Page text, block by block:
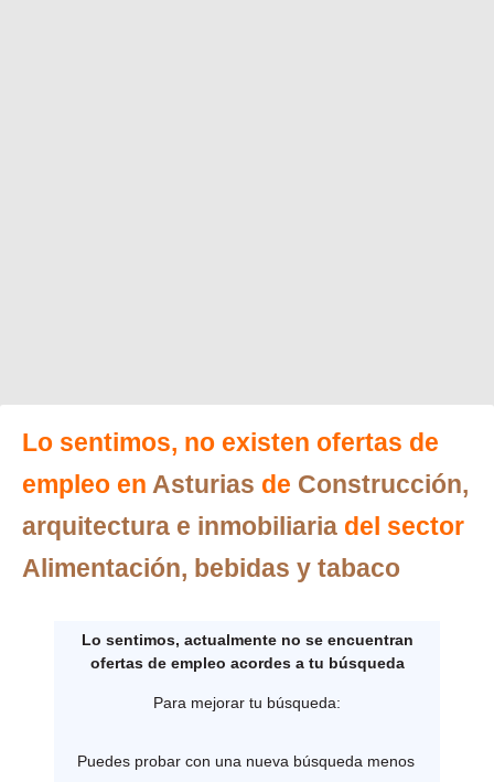
Lo sentimos, no existen ofertas de
empleo en Asturias de Construcción,
arquitectura e inmobiliaria del sector
Alimentación, bebidas y tabaco
Lo sentimos, actualmente no se encuentran
ofertas de empleo acordes a tu búsqueda
Para mejorar tu búsqueda:
Puedes probar con una nueva búsqueda menos